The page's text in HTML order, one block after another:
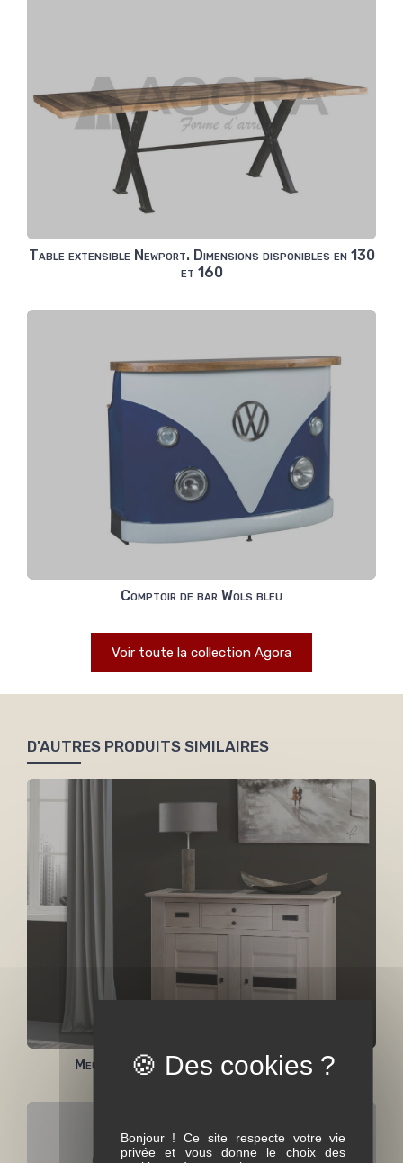
Table extensible Newport. Dimensions disponibles en 130
et 160
Comptoir de bar Wols bleu
Voir toute la collection Agora
D'AUTRES PRODUITS SIMILAIRES
Meuble d'entrée 2 portes + 1 tiroir Belem
Bonjour ! Ce site respecte votre vie
privée et vous donne le choix des